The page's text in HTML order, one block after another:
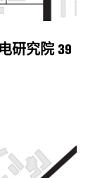
研究院 39